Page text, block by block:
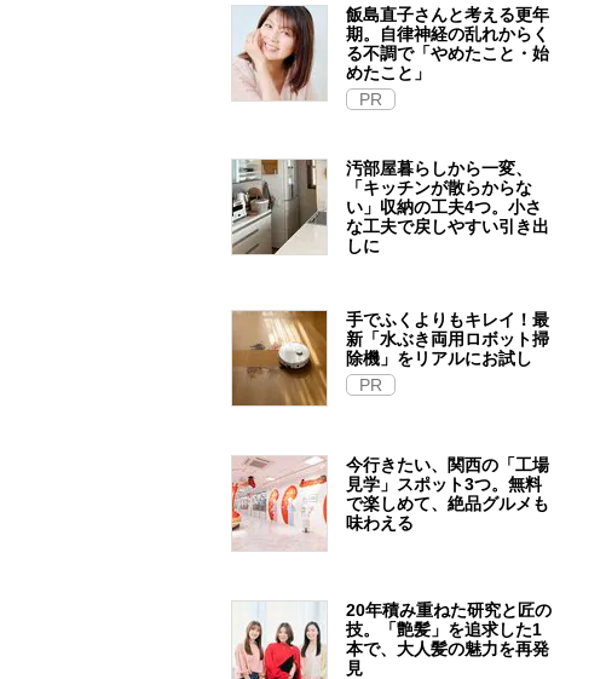
飯島直子さんと考える更年
期。自律神経の乱れからく
る不調で「やめたこと・始
めたこと」
PR
汚部屋暮らしから一変、
「キッチンが散らからな
い」収納の工夫4つ。小さ
な工夫で戻しやすい引き出
しに
手でふくよりもキレイ！最
新「水ぶき両用ロボット掃
除機」をリアルにお試し
PR
今行きたい、関西の「工場
見学」スポット3つ。無料
で楽しめて、絶品グルメも
味わえる
20年積み重ねた研究と匠の
技。「艶髪」を追求した1
本で、大人髪の魅力を再発
見